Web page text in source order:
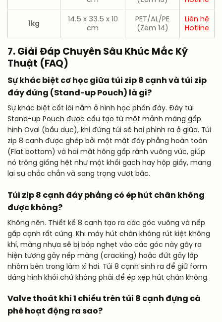
1kg
14.5 x 33.5 x 10
cm
PET/AL/PE
(Zem 14)
Liên hệ
Hotline
7. Giải Đáp Chuyên Sâu Khúc Mắc Kỹ
Thuật (FAQ)
Sự khác biệt cơ học giữa túi zip 8 cạnh và túi zip
đáy đứng (Stand-up Pouch) là gì?
Sự khác biệt cốt lõi nằm ở hình học phần đáy. Đáy túi
Stand-up Pouch được cấu tạo từ một mảnh màng gấp
hình Oval (bầu dục), khi đứng túi sẽ hơi phình ra ở giữa. Túi
zip 8 cạnh được ghép bởi một mặt đáy phẳng hoàn toàn
(Flat bottom) và hai mặt hông gấp rãnh vuông vức, giúp
nó trông giống hệt như một khối gạch hay hộp giấy, mang
lại sự chắc chắn và sang trọng vượt bậc.
Túi zip 8 cạnh đáy phẳng có ép hút chân không
được không?
Không nên. Thiết kế 8 cạnh tạo ra các góc vuông và nếp
gấp cạnh rất cứng. Khi máy hút chân không rút kiệt không
khí, màng nhựa sẽ bị bóp nghẹt vào các góc này gây ra
hiện tượng gãy nếp màng (cracking) hoặc đứt gãy lớp
nhôm bên trong làm xì hơi. Túi 8 cạnh sinh ra để giữ form
dáng hình khối chứ không phải để ép xẹp hút chân không.
Valve thoát khí 1 chiều trên túi 8 cạnh đựng cà
phê hoạt động ra sao?